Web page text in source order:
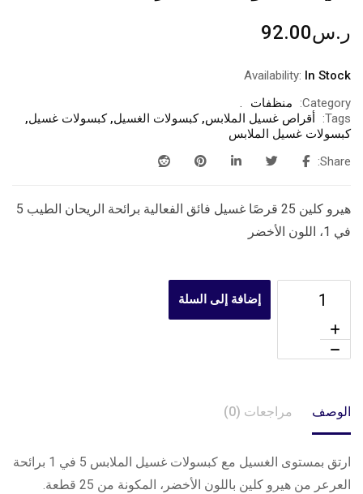
ر.س92.00
Availability: In Stock
Category:
منظفات
Tags:
أقراص غسيل الملابس,كبسولات الغسيل,كبسولات غسيل,
كبسولات غسيل الملابس
Share:
هيرو كلين 25 قرصًا غسيل فائق الفعالية برائحة الريحان الطيب 5
في 1، اللون الأخضر
إضافة إلى السلة
الوصف مراجعات (0)
ارتق بمستوى الغسيل مع كبسولات غسيل الملابس 5 في 1 برائحة
العرعر من هيرو كلين باللون الأخضر، المكونة من 25 قطعة.